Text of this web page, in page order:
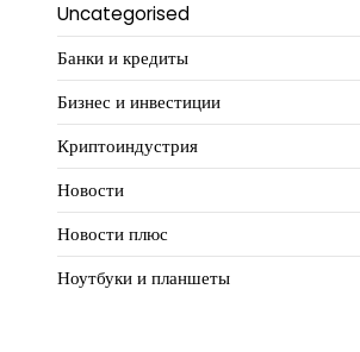
Uncategorised
Банки и кредиты
Бизнес и инвестиции
Криптоиндустрия
Новости
Новости плюс
Ноутбуки и планшеты